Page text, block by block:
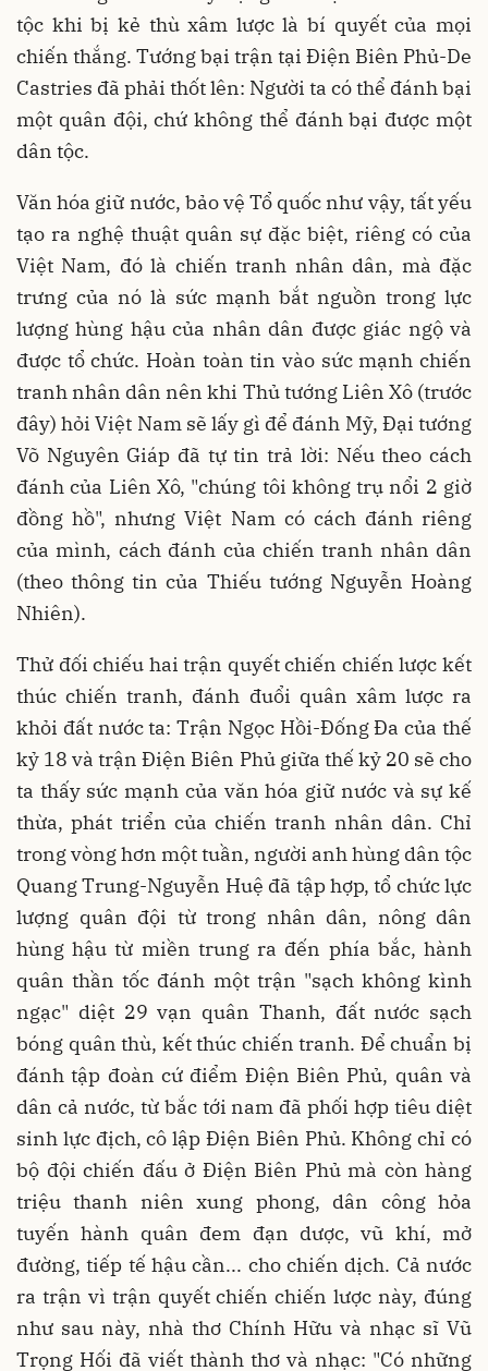
tộc khi bị kẻ thù xâm lược là bí quyết của mọi
chiến thắng. Tướng bại trận tại Điện Biên Phủ-De
Castries đã phải thốt lên: Người ta có thể đánh bại
một quân đội, chứ không thể đánh bại được một
dân tộc.
Văn hóa giữ nước, bảo vệ Tổ quốc như vậy, tất yếu
tạo ra nghệ thuật quân sự đặc biệt, riêng có của
Việt Nam, đó là chiến tranh nhân dân, mà đặc
trưng của nó là sức mạnh bắt nguồn trong lực
lượng hùng hậu của nhân dân được giác ngộ và
được tổ chức. Hoàn toàn tin vào sức mạnh chiến
tranh nhân dân nên khi Thủ tướng Liên Xô (trước
đây) hỏi Việt Nam sẽ lấy gì để đánh Mỹ, Đại tướng
Võ Nguyên Giáp đã tự tin trả lời: Nếu theo cách
đánh của Liên Xô, "chúng tôi không trụ nổi 2 giờ
đồng hồ", nhưng Việt Nam có cách đánh riêng
của mình, cách đánh của chiến tranh nhân dân
(theo thông tin của Thiếu tướng Nguyễn Hoàng
Nhiên).
Thử đối chiếu hai trận quyết chiến chiến lược kết
thúc chiến tranh, đánh đuổi quân xâm lược ra
khỏi đất nước ta: Trận Ngọc Hồi-Đống Đa của thế
kỷ 18 và trận Điện Biên Phủ giữa thế kỷ 20 sẽ cho
ta thấy sức mạnh của văn hóa giữ nước và sự kế
thừa, phát triển của chiến tranh nhân dân. Chỉ
trong vòng hơn một tuần, người anh hùng dân tộc
Quang Trung-Nguyễn Huệ đã tập hợp, tổ chức lực
lượng quân đội từ trong nhân dân, nông dân
hùng hậu từ miền trung ra đến phía bắc, hành
quân thần tốc đánh một trận "sạch không kình
ngạc" diệt 29 vạn quân Thanh, đất nước sạch
bóng quân thù, kết thúc chiến tranh. Để chuẩn bị
đánh tập đoàn cứ điểm Điện Biên Phủ, quân và
dân cả nước, từ bắc tới nam đã phối hợp tiêu diệt
sinh lực địch, cô lập Điện Biên Phủ. Không chỉ có
bộ đội chiến đấu ở Điện Biên Phủ mà còn hàng
triệu thanh niên xung phong, dân công hỏa
tuyến hành quân đem đạn dược, vũ khí, mở
đường, tiếp tế hậu cần... cho chiến dịch. Cả nước
ra trận vì trận quyết chiến chiến lược này, đúng
như sau này, nhà thơ Chính Hữu và nhạc sĩ Vũ
Trọng Hối đã viết thành thơ và nhạc: "Có những